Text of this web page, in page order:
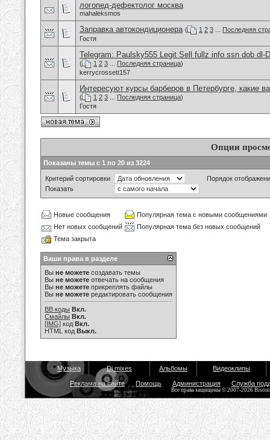
логопед-дефектолог москва
mahaleksmos
Заправка автокондиционера ( 1 2 3
Последняя
Гостя
Telegram: Paulsky555 Legit Sell fullz info ssn dob dl-
( 1 2 3 Последняя страница)
kerrycrossett157
Интересуют курсы барберов в Петербурге, какие
( 1 2 3 Последняя страница)
Гостя
Опции
Показаны темы с 1 по 20 из 3224
Критерий сортировки
Порядок
Показать
Новые сообщения
Популярная тема с новыми сообщениями
Нет новых сообщений
Популярная тема без новых сообщений
Тема закрыта
Ваши права в разделе
Вы не можете создавать темы
Вы не можете отвечать на сообщения
Вы не можете прикреплять файлы
Вы не можете редактировать сообщения
BB коды Вкл.
Смайлы Вкл.
[IMG] код Вкл.
HTML код Выкл.
Музыка Dj mixes Альбомы Видеоклипы
Реклама на сайте Помощь Администрация Служба
Все права защищены © 2007-2026